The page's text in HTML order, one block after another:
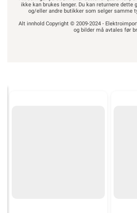
ikke kan brukes lenger. Du kan returnere dette
og/eller andre butikker som selger samme
Alt innhold Copyright © 2009-2024 -
og bilder må avtales før